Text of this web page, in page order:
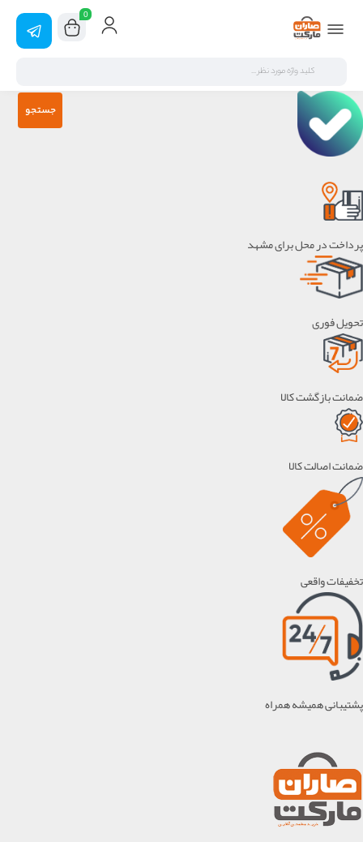
0
جستجو
پرداخت در محل برای مشهد
تحویل فوری
ضمانت بازگشت کالا
ضمانت اصالت کالا
تخفیفات واقعی
پشتیبانی همیشه همراه